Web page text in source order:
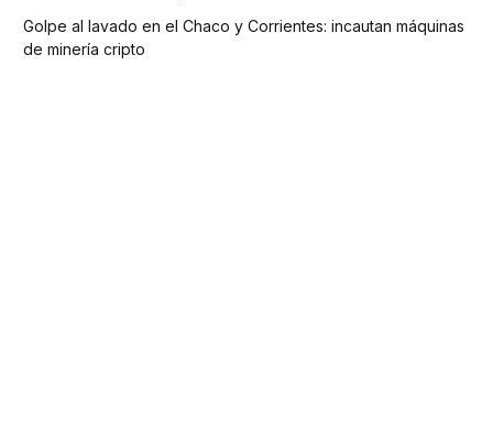
Golpe al lavado en el Chaco y Corrientes: incautan máquinas
de minería cripto